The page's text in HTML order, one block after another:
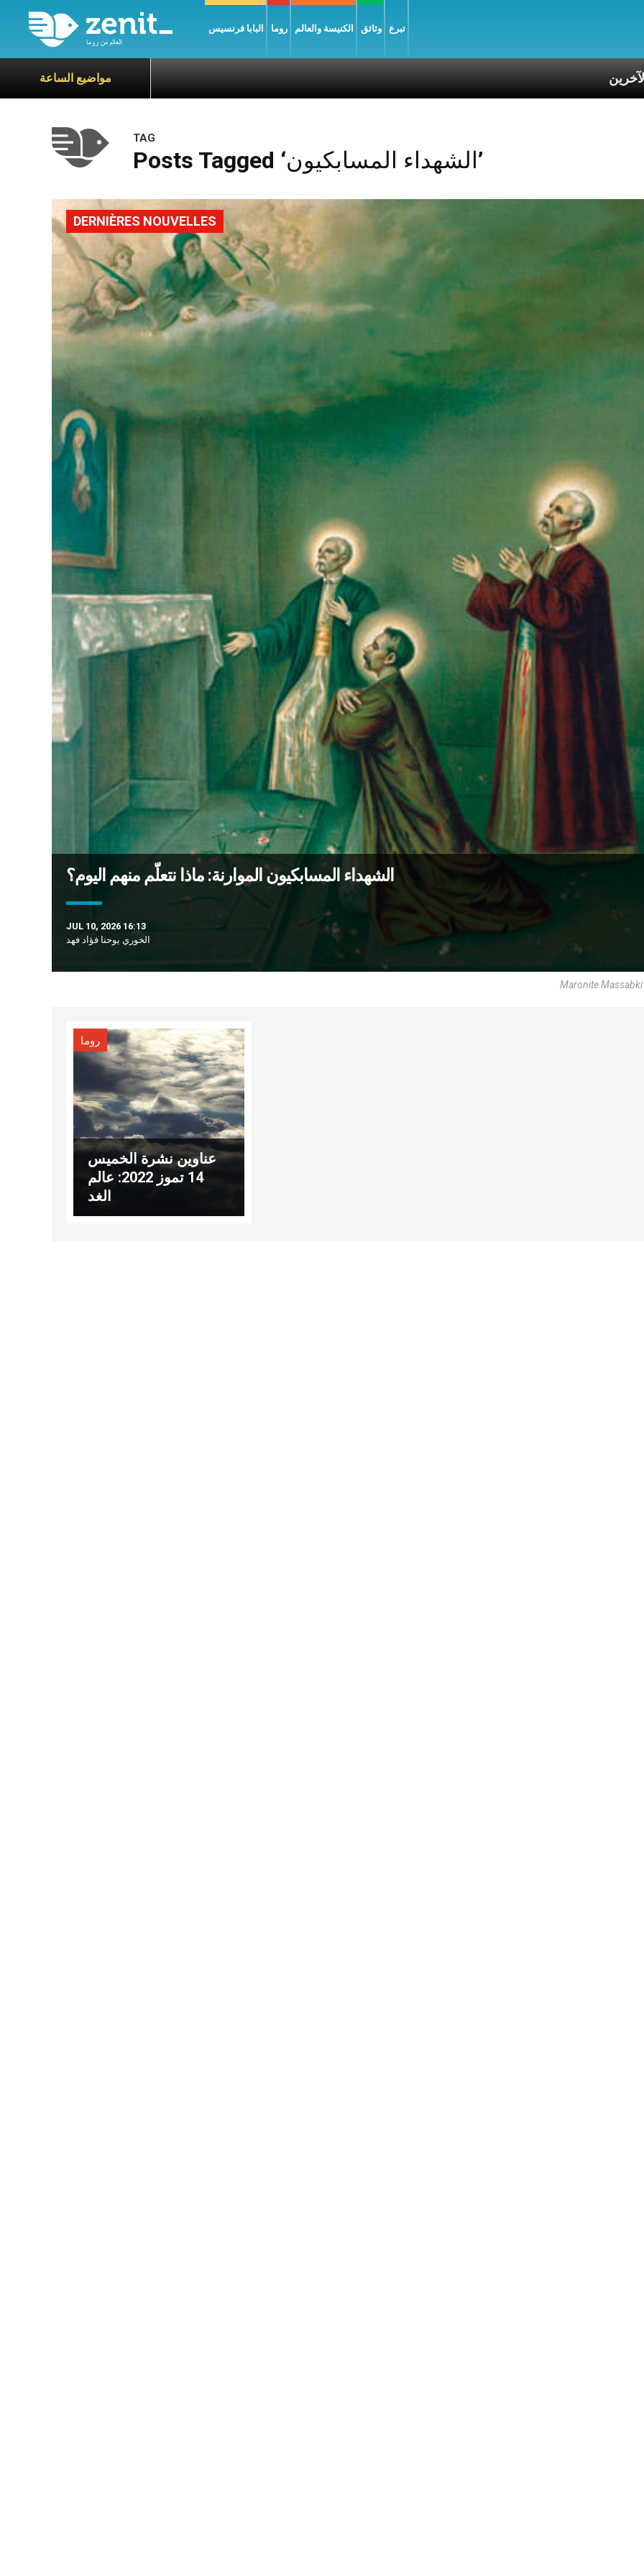
البابا فرنسيس روما الكنيسة والعالم وثائق تبرع
مواضيع الساعة مع معاناة الآخرين
TAG
Posts Tagged ‘الشهداء المسابكيون’
DERNIÈRES NOUVELLES
الشهداء المسابكيون الموارنة: ماذا نتعلّم منهم اليوم؟
JUL 10, 2026 16:13
الخوري يوحنا فؤاد فهد
Maronite
روما
عناوين نشرة الخميس
14 تموز 2022: عالم
الغد